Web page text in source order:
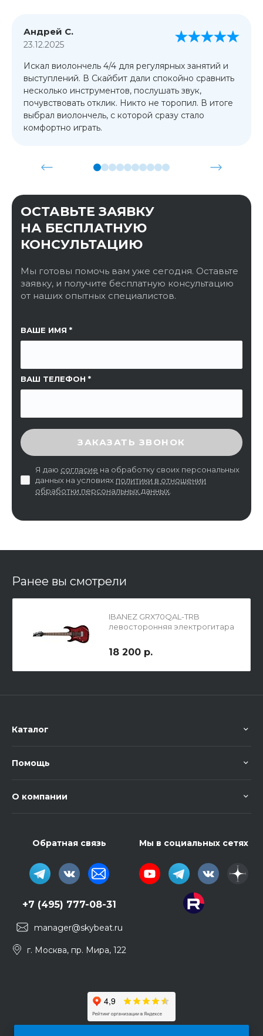
Андрей С.
23.12.2025
Искал виолончель 4/4 для регулярных занятий и
выступлений. В Скайбит дали спокойно сравнить
несколько инструментов, послушать звук,
почувствовать отклик. Никто не торопил. В итоге
выбрал виолончель, с которой сразу стало
комфортно играть.
ОСТАВЬТЕ ЗАЯВКУ
НА БЕСПЛАТНУЮ
КОНСУЛЬТАЦИЮ
Мы готовы помочь вам уже сегодня. Оставьте
заявку, и получите бесплатную консультацию
от наших опытных специалистов.
ВАШЕ ИМЯ
ВАШ ТЕЛЕФОН
ССЫЛКА НА СТРАНИЦУ
ВВЕДИТЕ ПРОВЕРОЧНЫЙ КОД
ЗАКАЗАТЬ ЗВОНОК
Я даю согласие на обработку своих персональных
данных на условиях политики в отношении
обработки персональных данных
Ранее вы смотрели
IBANEZ GRX70QAL-TRB
левосторонняя электрогитара
18 200 р.
Каталог
Помощь
О компании
Обратная связь
+7 (495) 777-08-31
manager@skybeat.ru
г. Москва, пр. Мира, 122
Мы в социальных сетях